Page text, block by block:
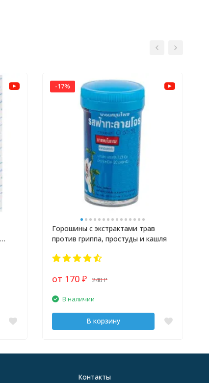
-17%
Горошины с экстрактами трав
против гриппа, простуды и кашля
от 170 ₽ 240₽
В наличии
В корзину
Контакты